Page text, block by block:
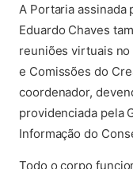
A Portaria assinada
Eduardo Chaves
reuniões virtuais no
e Comissões do
coordenador,
providenciada pela
Informação do
Todo o corpo